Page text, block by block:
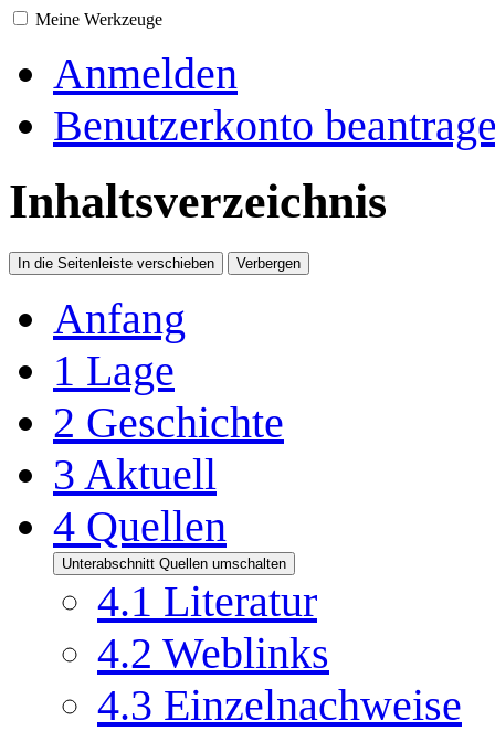
Meine Werkzeuge
Anmelden
Benutzerkonto
Inhaltsverzeichnis
In die Seitenleiste verschieben Verbergen
Anfang
1 Lage
2 Geschichte
3 Aktuell
4 Quellen
Unterabschnitt Quellen umschalten
4.1 Literatur
4.2 Weblinks
4.3 Einzelnachweise